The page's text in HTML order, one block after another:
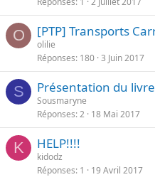
O [PTP] Transports
olilie
Réponses 180 3 Juin 2017
S Présentation du
Sousmaryne
Réponses 2 18 Mai 2017
K HELP!!!!
kidodz
Réponses 1 19 Avril 2017